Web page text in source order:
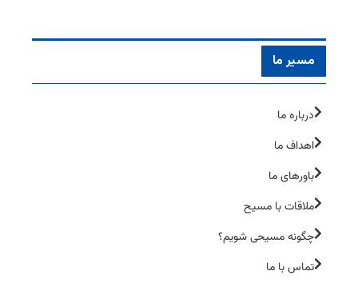
مسیر ما
درباره ما
اهداف ما
باورهای ما
ملاقات با مسیح
چگونه مسیحی شویم؟
تماس با ما